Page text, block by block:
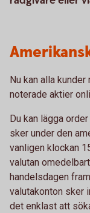
Nu kan alla
noterade aktier
Du kan lägga
sker under den
vanligen klockan
valutan
handelsdagen
valutakonton sker
det enklast att